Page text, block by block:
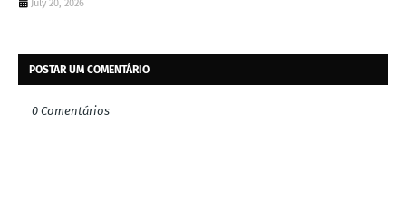
July 20, 2026
POSTAR UM COMENTÁRIO
0 Comentários